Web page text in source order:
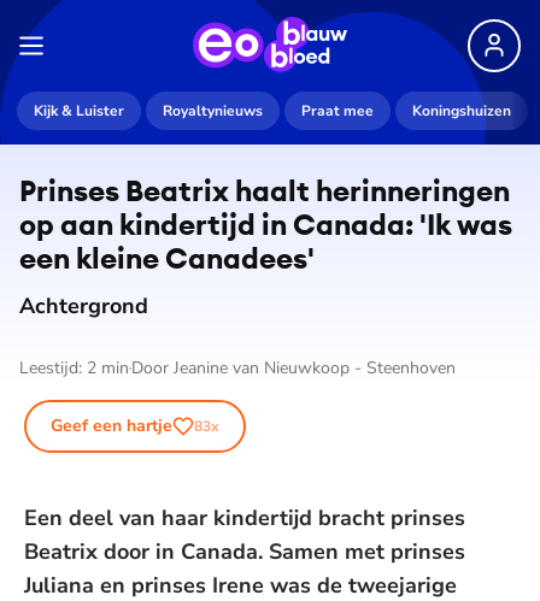
Kijk & Luister Royaltynieuws Praat mee Koningshuizen
Prinses Beatrix haalt her­in­ne­rin­gen
op aan kindertijd in Canada: 'Ik was
een kleine Canadees'
Achtergrond
Leestijd: 2 min Door Jeanine van Nieuwkoop - Steenhoven
Geef een hartje 83x
Een deel van haar kindertijd bracht prinses
Beatrix door in Canada. Samen met prinses
Juliana en prinses Irene was de tweejarige